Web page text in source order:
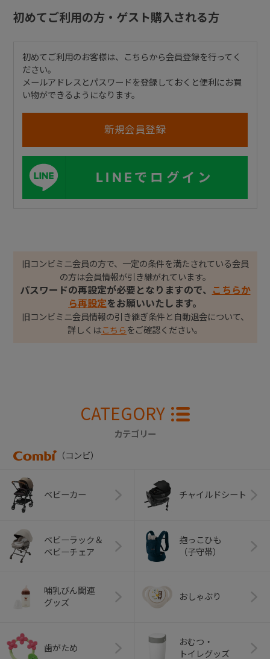
初めてご利用の方・ゲスト購入される方
初めてご利用のお客様は、こちらから会員登録を行ってく
ださい。
メールアドレスとパスワードを登録しておくと便利にお買
い物ができるようになります。
LINEでログイン
旧コンビミニ会員の方で、一定の条件を満たされている会員
の方は会員情報が引き継がれています。
パスワードの再設定が必要となりますので、
こちらか
ら再設定をお願いいたします。
旧コンビミニ会員情報の引き継ぎ条件と自動退会について、
詳しくはこちら をご確認ください。
CATEGORY
カテゴリー
（コンビ）
ベビーカー チャイルドシート
ベビーラック＆
ベビーチェア
抱っこひも
（子守帯）
哺乳びん関連
グッズ
おしゃぶり
歯がため
おむつ・
トイレグッズ